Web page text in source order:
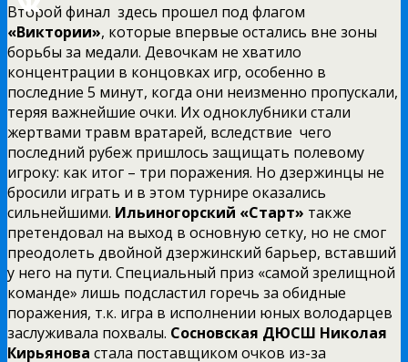
Второй финал здесь прошел под флагом
«Виктории», которые впервые остались вне зоны
борьбы за медали. Девочкам не хватило
концентрации в концовках игр, особенно в
последние 5 минут, когда они неизменно пропускали,
теряя важнейшие очки. Их одноклубники стали
жертвами травм вратарей, вследствие чего
последний рубеж пришлось защищать полевому
игроку: как итог – три поражения. Но дзержинцы не
бросили играть и в этом турнире оказались
сильнейшими. Ильиногорский «Старт» также
претендовал на выход в основную сетку, но не смог
преодолеть двойной дзержинский барьер, вставший
у него на пути. Специальный приз «самой зрелищной
команде» лишь подсластил горечь за обидные
поражения, т.к. игра в исполнении юных володарцев
заслуживала похвалы. Сосновская ДЮСШ Николая
Кирьянова стала поставщиком очков из-за